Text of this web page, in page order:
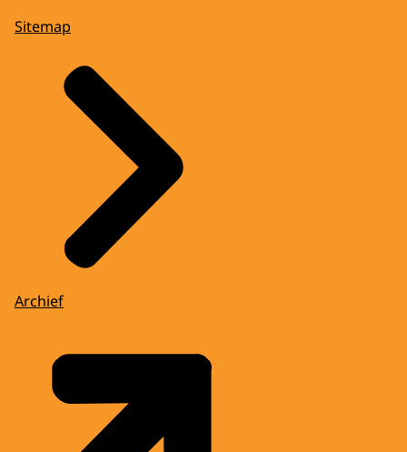
Sitemap
Archief